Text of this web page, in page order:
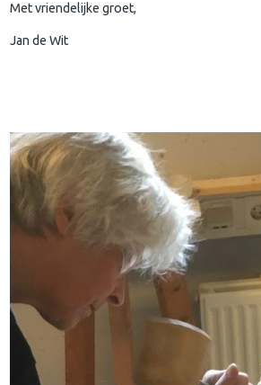
Met vriendelijke groet,
Jan de Wit